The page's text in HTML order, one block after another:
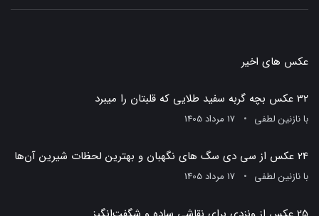
عکس های اخیر
32 عکس بچه گربه سفید طلایی که قلبتان را میبرد
بانازنین لطفی 17 مرداد 1405
24 عکس از سی دی سگ های نگهبان و بهترین لحظات شیرین آن‌ها
بانازنین لطفی 17 مرداد 1405